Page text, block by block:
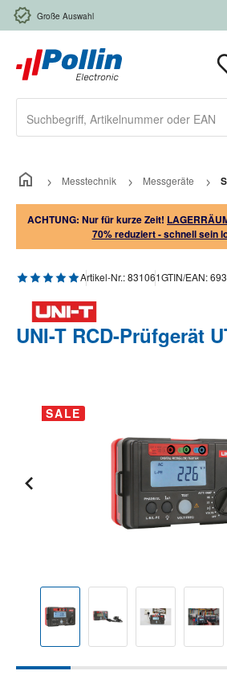
Zum Hauptinhalt springen
Große Auswahl
Messtechnik Messgeräte
ACHTUNG: Nur für kurze Zeit!
70% reduziert - schnell sein
Durchschnittliche Bewertung von 5
Artikel-Nr.:831061GTIN/EAN:
UNI-T RCD-Prüfgerät
Bildergalerie überspringen
SALE